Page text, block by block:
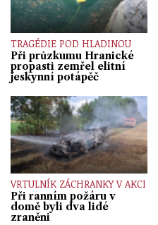
TRAGÉDIE POD HLADINOU
Při průzkumu Hranické
propasti zemřel elitní
jeskynní potápěč
VRTULNÍK ZÁCHRANKY V AKCI
Při ranním požáru v
domě byli dva lidé
zraněni